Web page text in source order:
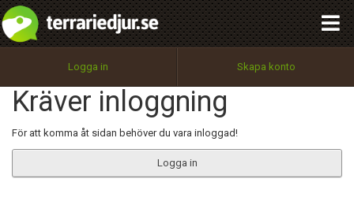
Logga in Skapa konto
Kräver inloggning
För att komma åt sidan behöver du vara inloggad!
Logga in
Utför
100%
OK
integritetspolicy
Namn:
Epost:
Begär nytt lösenord
Tillbaka till förstasidan